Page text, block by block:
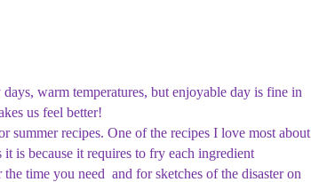
warm temperatures, but enjoyable day is fine in
us feel better!
summer recipes. One of the recipes I love most about
is because it requires to fry each ingredient
time you need and for sketches of the disaster on